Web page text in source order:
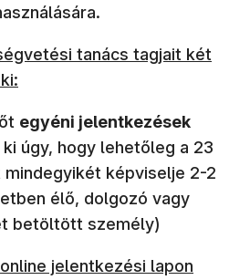
tanács tagjait két
egyéni jelentkezések
úgy, hogy lehetőleg a 23
képviselje 2-2
élő, dolgozó vagy
betöltött személy)
online jelentkezési lapon